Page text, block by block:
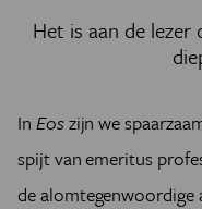
Het is aan de
In Eoszijn we
spijt van emeritus
de alomtegenwoordige